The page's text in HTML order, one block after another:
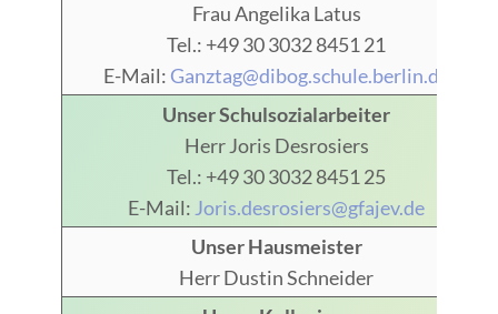
Frau Angelika Latus
Tel.: +49 30 3032 8451 21
E-Mail: Ganztag@dibog.schule.berlin.de
Unser Schulsozialarbeiter
Herr Joris Desrosiers
Tel.: +49 30 3032 8451 25
E-Mail: Joris.desrosiers@gfajev.de
Unser Hausmeister
Herr Dustin Schneider